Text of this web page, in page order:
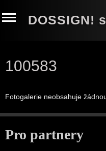
DOSSIGN!
100583
Fotogalerie neobsahuje
Pro partnery